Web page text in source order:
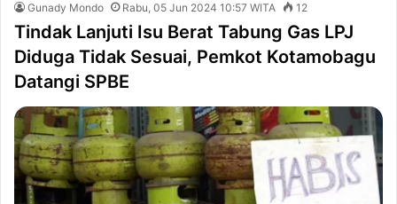
Gunady Mondo Rabu, 05 Jun 2024 10:57 WITA 12
Tindak Lanjuti Isu Berat Tabung Gas LPJ
Diduga Tidak Sesuai, Pemkot Kotamobagu
Datangi SPBE